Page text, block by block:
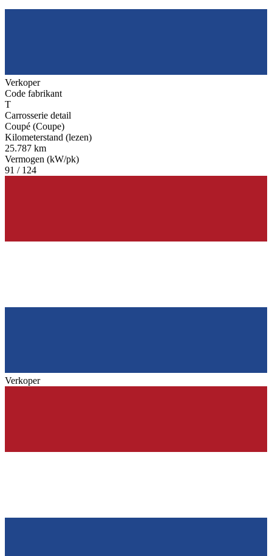
Verkoper
Code fabrikant
T
Carrosserie detail
Coupé (Coupe)
Kilometerstand (lezen)
25.787 km
Vermogen (kW/pk)
91 / 124
Verkoper